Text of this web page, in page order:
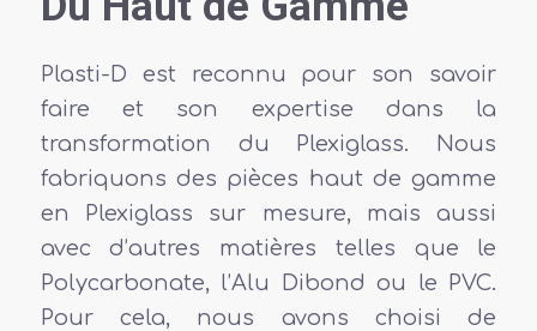
Plasti-D est reconnu pour son savoir
faire et son expertise dans la
transformation du Plexiglass. Nous
fabriquons des pièces haut de gamme
en Plexiglass sur mesure, mais aussi
avec d’autres matières telles que le
Polycarbonate, l’Alu Dibond ou le PVC.
Pour cela, nous avons choisi de